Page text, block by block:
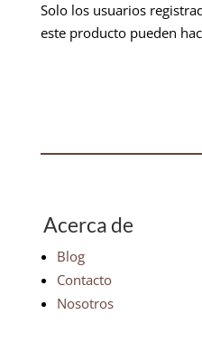
Solo los usuarios
este producto pueden
Acerca de
Blog
Contacto
Nosotros